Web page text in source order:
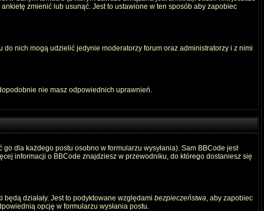
zmienić lub usunąć. Jest to ustawione w ten sposób aby zapobiec
nich mogą udzielić jedynie moderatorzy forum oraz administratorzy i z nimi
nie masz odpowiednich uprawnień.
dla każdego postu osobno w formularzu wysyłania). Sam BBCode jest
informacji o BBCode znajdziesz w przewodniku, do którego dostaniesz się
działały. Jest to podyktowane względami bezpieczeństwa, aby zapobiec
opcję w formularzu wysłania postu.